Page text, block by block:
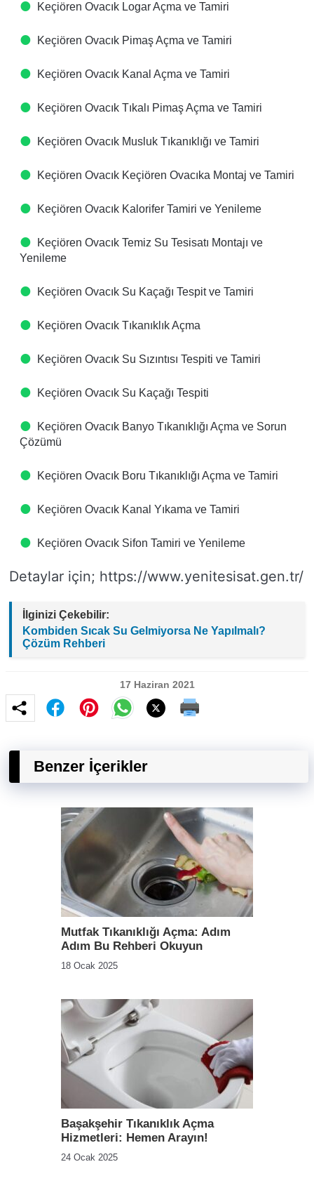
Keçiören Ovacık Logar Açma ve Tamiri
Keçiören Ovacık Pimaş Açma ve Tamiri
Keçiören Ovacık Kanal Açma ve Tamiri
Keçiören Ovacık Tıkalı Pimaş Açma ve Tamiri
Keçiören Ovacık Musluk Tıkanıklığı ve Tamiri
Keçiören Ovacık Keçiören Ovacıka Montaj ve Tamiri
Keçiören Ovacık Kalorifer Tamiri ve Yenileme
Keçiören Ovacık Temiz Su Tesisatı Montajı ve
Yenileme
Keçiören Ovacık Su Kaçağı Tespit ve Tamiri
Keçiören Ovacık Tıkanıklık Açma
Keçiören Ovacık Su Sızıntısı Tespiti ve Tamiri
Keçiören Ovacık Su Kaçağı Tespiti
Keçiören Ovacık Banyo Tıkanıklığı Açma ve Sorun
Çözümü
Keçiören Ovacık Boru Tıkanıklığı Açma ve Tamiri
Keçiören Ovacık Kanal Yıkama ve Tamiri
Keçiören Ovacık Sifon Tamiri ve Yenileme
Detaylar için; https://www.yenitesisat.gen.tr/
İlginizi Çekebilir:
Kombiden Sıcak Su Gelmiyorsa Ne Yapılmalı?
Çözüm Rehberi
17 Haziran 2021
Benzer İçerikler
Mutfak Tıkanıklığı Açma: Adım
Adım Bu Rehberi Okuyun
18 Ocak 2025
Başakşehir Tıkanıklık Açma
Hizmetleri: Hemen Arayın!
24 Ocak 2025